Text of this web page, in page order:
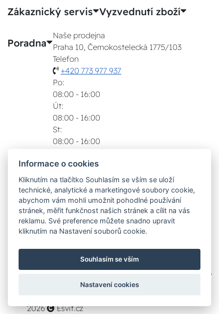
Zákaznický servis Vyzvednutí zboží
Poradna
Naše prodejna
Praha 10, Černokostelecká 1775/103
Telefon
+420 773 977 937
Po:
08:00 - 16:00
Út:
08:00 - 16:00
St:
08:00 - 16:00
08:00 - 16:00
Pá:
08:00 - 16:00
Zobrazit na mapě
Možnosti dopravy
Bezpečná a rychlá platba
2026 Esvit.cz
Informace o cookies
Kliknutím na tlačítko Souhlasím se vším se uloží
technické, analytické a marketingové soubory cookie,
abychom vám mohli umožnit pohodlné používání
stránek, měřit funkčnost našich stránek a cílit na vás
reklamu. Své preference můžete snadno upravit
kliknutím na Nastavení souborů cookie.
Souhlasím se vším
Nastavení cookies